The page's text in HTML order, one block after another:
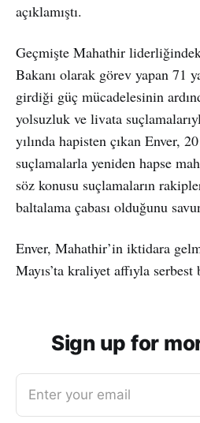
açıklamıştı.
Geçmişte Mahathir
Bakanı olarak görev yapan 71
girdiği güç mücadelesinin
yolsuzluk ve livata
yılında hapisten çıkan Enver,
suçlamalarla yeniden hapse
söz konusu suçlamaların
baltalama çabası olduğunu
Enver, Mahathir’in iktidara
Mayıs’ta kraliyet affıyla serbest
Sign up for
Enter your email